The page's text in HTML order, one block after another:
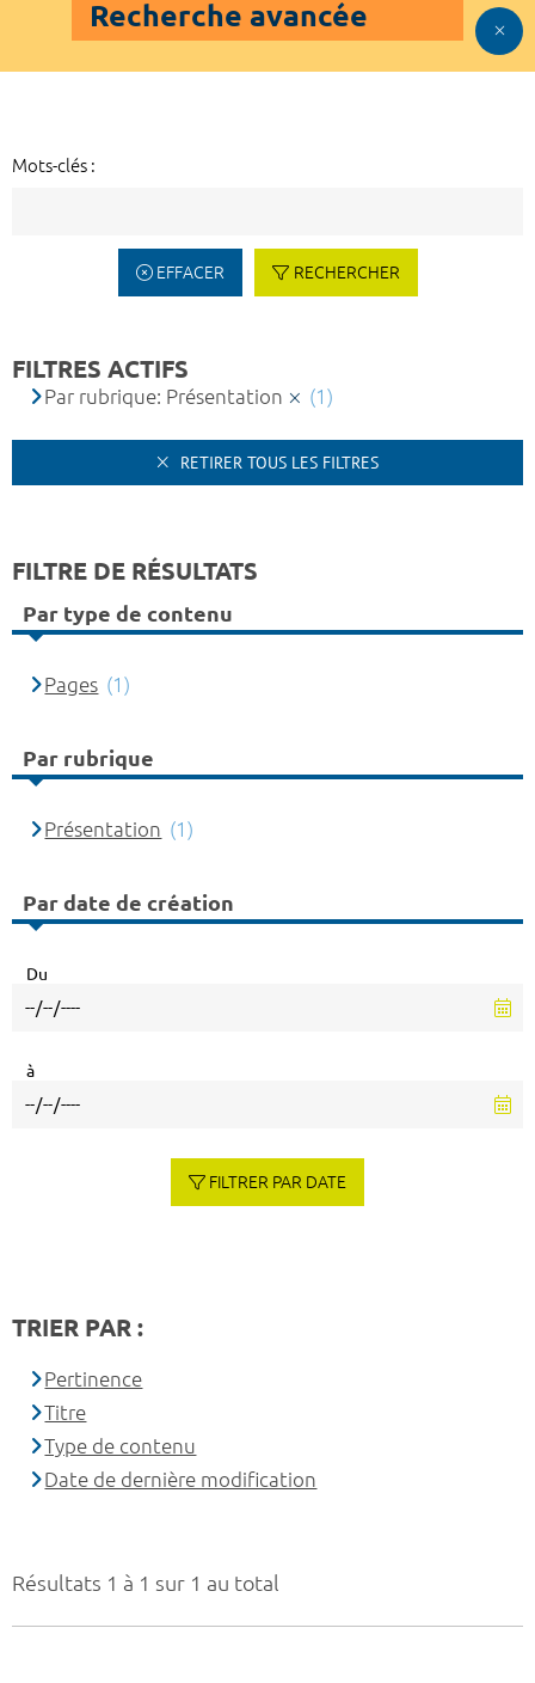
Recherche avancée
Mots-clés :
EFFACER RECHERCHER
Résultats 1 à 1 sur 1 au total
FILTRES ACTIFS
Par rubrique: Présentation (1)
RETIRER TOUS LES FILTRES
FILTRE DE RÉSULTATS
Par type de contenu
Pages (1)
Par rubrique
Présentation (1)
Par date de création
Du
à
FILTRER PAR DATE
TRIER PAR :
Pertinence
Titre
Type de contenu
Date de dernière modification